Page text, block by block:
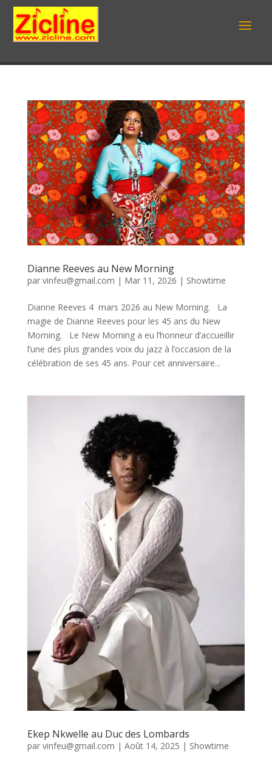
Dianne Reeves au New Morning
par vinfeu@gmail.com | Mar 11, 2026 | Showtime
Dianne Reeves 4 mars 2026 au New Morning. La
magie de Dianne Reeves pour les 45 ans du New
Morning. Le New Morning a eu l’honneur d’accueillir
l’une des plus grandes voix du jazz à l’occasion de la
célébration de ses 45 ans. Pour cet anniversaire...
Ekep Nkwelle au Duc des Lombards
par vinfeu@gmail.com | Août 14, 2025 | Showtime